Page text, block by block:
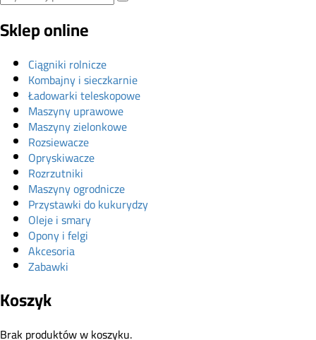
Sklep online
Ciągniki rolnicze
Kombajny i sieczkarnie
Ładowarki teleskopowe
Maszyny uprawowe
Maszyny zielonkowe
Rozsiewacze
Opryskiwacze
Rozrzutniki
Maszyny ogrodnicze
Przystawki do kukurydzy
Oleje i smary
Opony i felgi
Akcesoria
Zabawki
Koszyk
Brak produktów w koszyku.